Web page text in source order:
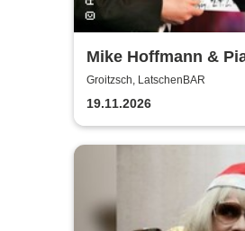
Mike Hoffmann &
Nehm´n Sie´n Alten!
Reutter-Abend
Groitzsch, LatschenBAR
19.11.2026